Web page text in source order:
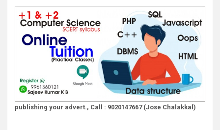
publishing your advert., Call : 9020147667 (Jose Chalakkal)